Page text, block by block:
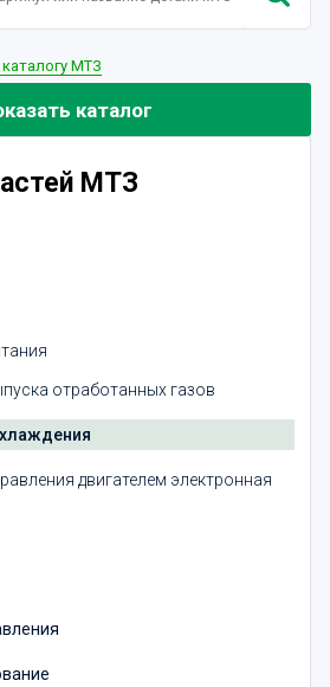
МТЗ
каталог
МТЗ
отработанных газов
двигателем электронная